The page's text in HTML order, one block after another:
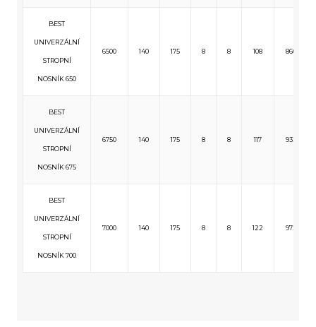
BEST
UNIVERZÁLNÍ
STROPNÍ
NOSNÍK 650
6500 140 175 8 8 108 860
BEST
UNIVERZÁLNÍ
STROPNÍ
NOSNÍK 675
6750 140 175 8 8 117 932
BEST
UNIVERZÁLNÍ
STROPNÍ
NOSNÍK 700
7000 140 175 8 8 122 972